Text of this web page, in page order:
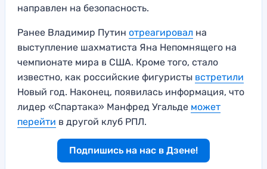
направлен на безопасность.
Ранее Владимир Путин отреагировал на
выступление шахматиста Яна Непомнящего на
чемпионате мира в США. Кроме того, стало
известно, как российские фигуристы встретили
Новый год. Наконец, появилась информация, что
лидер «Спартака» Манфред Угальде может
перейти в другой клуб РПЛ.
Подпишись на нас в Дзене!